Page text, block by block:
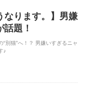
なります。】男嫌
題！
別猫”へ！？ 男嫌いすぎるニャ
♪